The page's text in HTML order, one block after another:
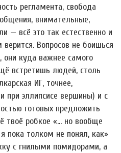
регламента, свобода
внимательные,
— всё это так естественно и
Вопросов не боишься
куда важнее самого
встретишь людей, столь
ИГ, точнее,
при эллипсисе вершины) и с
готовых предложить
твоё робкое «… но вообще
пока толком не понял, как»
с гнилыми помидорами, а